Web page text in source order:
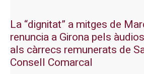
La “dignitat” a mitges de
renuncia a Girona pels
als càrrecs remunerats de
Consell Comarcal